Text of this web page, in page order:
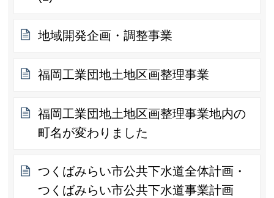
地域開発企画・調整事業
福岡工業団地土地区画整理事業
福岡工業団地土地区画整理事業地内の
町名が変わりました
つくばみらい市公共下水道全体計画・
つくばみらい市公共下水道事業計画